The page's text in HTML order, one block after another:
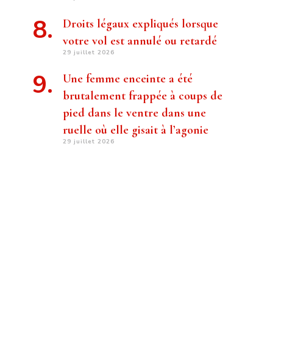
Droits légaux expliqués lorsque
votre vol est annulé ou retardé
29 juillet 2026
Une femme enceinte a été
brutalement frappée à coups de
pied dans le ventre dans une
ruelle où elle gisait à l’agonie
29 juillet 2026